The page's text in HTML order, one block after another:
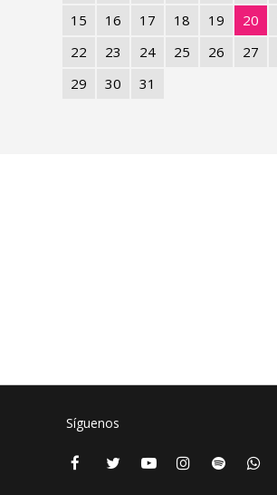
15
16 17 18 19 20
22
23 24 25 26 27
29
30 31
Síguenos